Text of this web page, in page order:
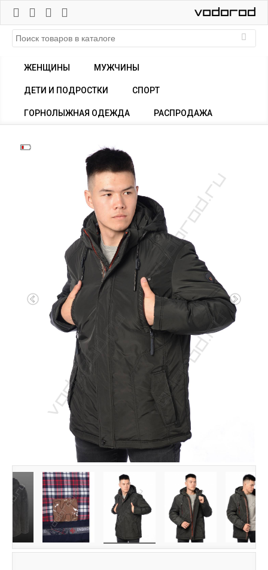
ЖЕНЩИНЫ МУЖЧИНЫ
ДЕТИ И ПОДРОСТКИ СПОРТ
ГОРНОЛЫЖНАЯ ОДЕЖДА РАСПРОДАЖА